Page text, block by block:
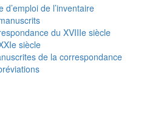
de l’inventaire
du XVIIIe siècle
siècle
de la correspondance